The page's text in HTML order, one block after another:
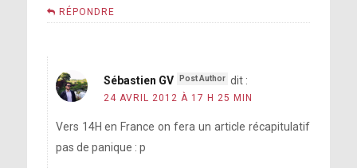
RÉPONDRE
Sébastien GV dit :
24 AVRIL 2012 À 17 H 25 MIN
Vers 14H en France on fera un article récapitulatif
pas de panique : p